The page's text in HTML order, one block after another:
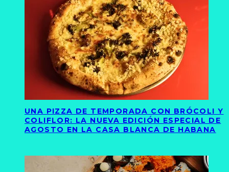
UNA PIZZA DE TEMPORADA CON BRÓCOLI Y
COLIFLOR: LA NUEVA EDICIÓN ESPECIAL DE
AGOSTO EN LA CASA BLANCA DE HABANA